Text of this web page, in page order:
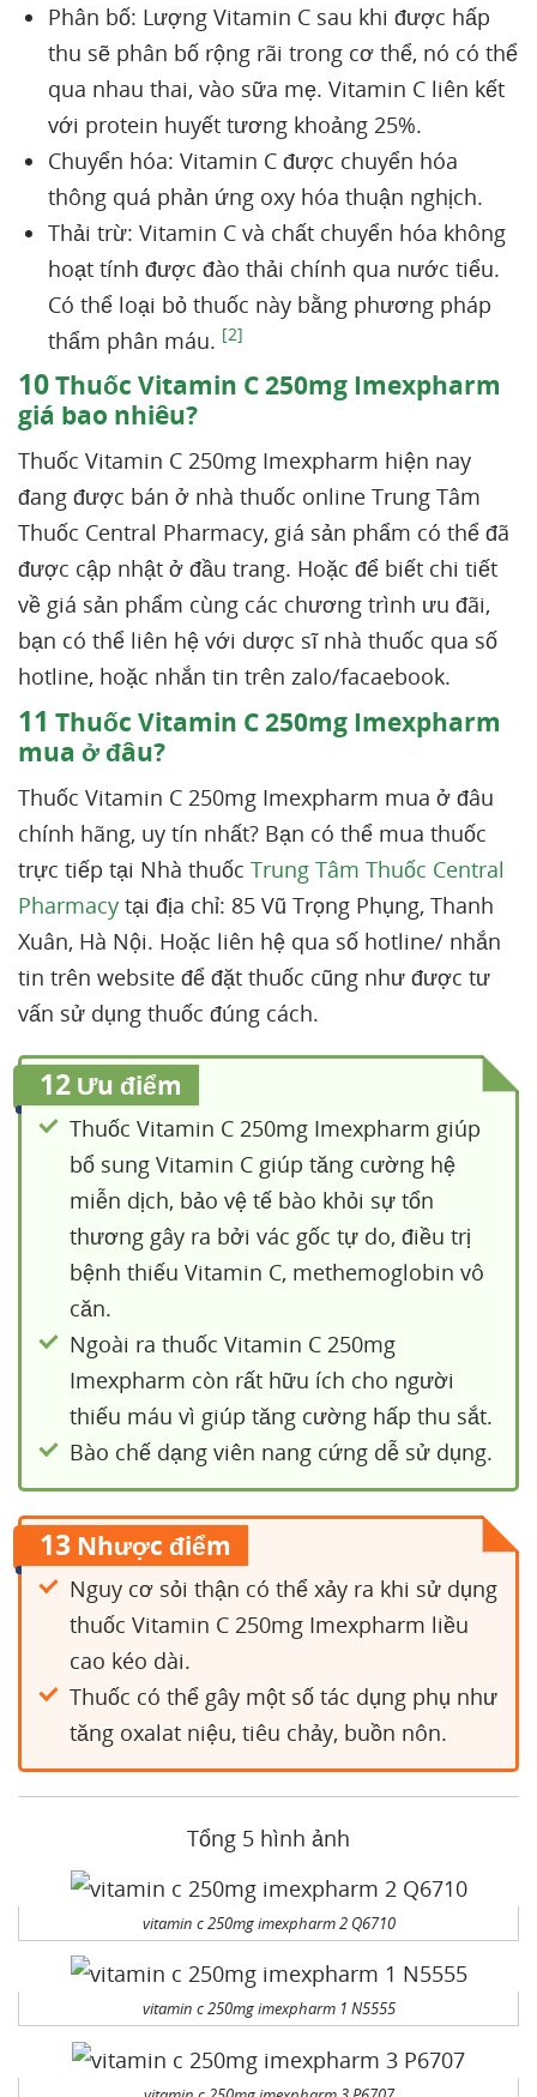
Phân bố: Lượng Vitamin C sau khi được hấp
thu sẽ phân bố rộng rãi trong cơ thể, nó có thể
qua nhau thai, vào sữa mẹ. Vitamin C liên kết
với protein huyết tương khoảng 25%.
Chuyển hóa: Vitamin C được chuyển hóa
thông quá phản ứng oxy hóa thuận nghịch.
Thải trừ: Vitamin C và chất chuyển hóa không
hoạt tính được đào thải chính qua nước tiểu.
Có thể loại bỏ thuốc này bằng phương pháp
thẩm phân máu. [2]
10Thuốc Vitamin C 250mg Imexpharm
giá bao nhiêu?
Thuốc Vitamin C 250mg Imexpharm hiện nay
đang được bán ở nhà thuốc online Trung Tâm
Thuốc Central Pharmacy, giá sản phẩm có thể đã
được cập nhật ở đầu trang. Hoặc để biết chi tiết
về giá sản phẩm cùng các chương trình ưu đãi,
bạn có thể liên hệ với dược sĩ nhà thuốc qua số
hotline, hoặc nhắn tin trên zalo/facaebook.
11 Thuốc Vitamin C 250mg Imexpharm
mua ở đâu?
Thuốc Vitamin C 250mg Imexpharm mua ở đâu
chính hãng, uy tín nhất? Bạn có thể mua thuốc
trực tiếp tại Nhà thuốc Trung Tâm Thuốc Central
Pharmacy tại địa chỉ: 85 Vũ Trọng Phụng, Thanh
Xuân, Hà Nội. Hoặc liên hệ qua số hotline/ nhắn
tin trên website để đặt thuốc cũng như được tư
vấn sử dụng thuốc đúng cách.
12 Ưu điểm
Thuốc Vitamin C 250mg Imexpharm giúp
bổ sung Vitamin C giúp tăng cường hệ
miễn dịch, bảo vệ tế bào khỏi sự tổn
thương gây ra bởi vác gốc tự do, điều trị
bệnh thiếu Vitamin C, methemoglobin vô
căn.
Ngoài ra thuốc Vitamin C 250mg
Imexpharm còn rất hữu ích cho người
thiếu máu vì giúp tăng cường hấp thu sắt.
Bào chế dạng viên nang cứng dễ sử dụng.
13 Nhược điểm
Nguy cơ sỏi thận có thể xảy ra khi sử dụng
thuốc Vitamin C 250mg Imexpharm liều
cao kéo dài.
Thuốc có thể gây một số tác dụng phụ như
tăng oxalat niệu, tiêu chảy, buồn nôn.
Tổng 5 hình ảnh
vitamin c 250mg imexpharm 2 Q6710
vitamin c 250mg imexpharm 1 N5555